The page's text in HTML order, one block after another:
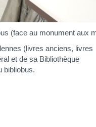
(face au monument aux
(livres anciens, livres
et de sa Bibliothèque
bibliobus.